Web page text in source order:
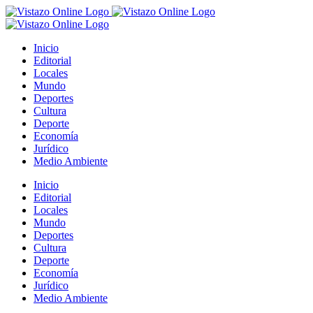
Saltar
al
Inicio
Editorial
Locales
Mundo
Deportes
Cultura
Deporte
Economía
Jurídico
Medio Ambiente
Inicio
Editorial
Locales
Mundo
Deportes
Cultura
Deporte
Economía
Jurídico
Medio Ambiente